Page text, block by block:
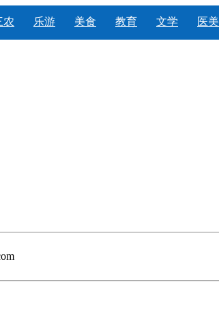
农 乐游 美食 教育 文学 医美